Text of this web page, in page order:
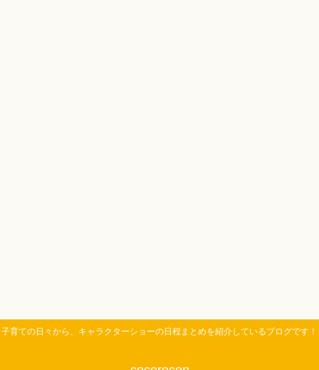
子育ての日々から、キャラクターショーの日程まとめを紹介しているブログです！